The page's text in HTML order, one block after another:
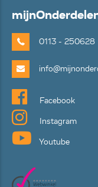
mijn
0113 - 250628
Facebook
Instagram
Youtube